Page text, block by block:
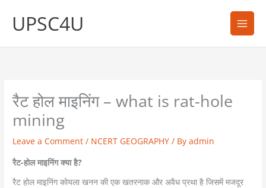
UPSC4U
रैट होल माइनिंग – what is rat-hole
mining
Leave a Comment / NCERT GEOGRAPHY / Byadmin
रैट-होल माइनिंग क्या है?
रैट होल माइनिंग कोयला खनन की एक खतरनाक और अवैध प्रथा है जिसमें मजदूर